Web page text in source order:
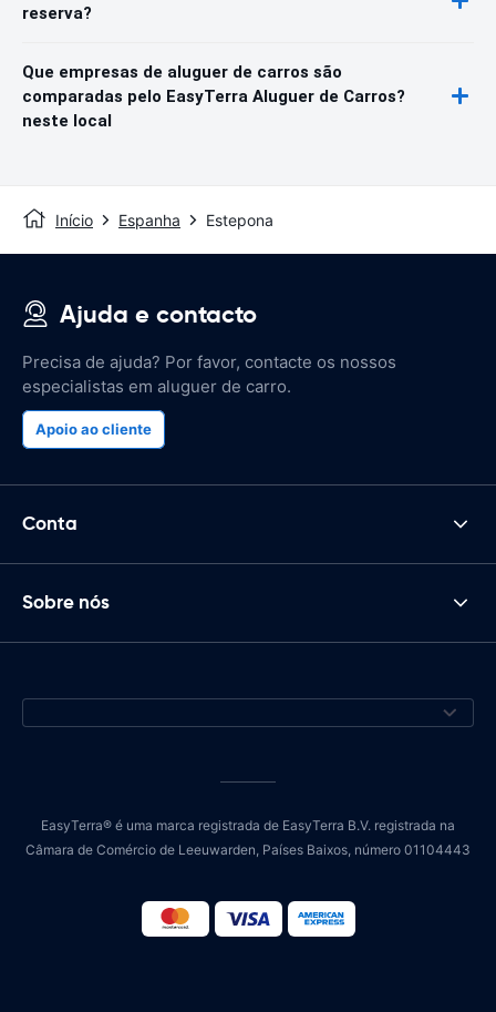
reserva?
Que empresas de aluguer de carros são
comparadas pelo EasyTerra Aluguer de Carros?
neste local
Início Espanha Estepona
Ajuda e contacto
Precisa de ajuda? Por favor, contacte os nossos
especialistas em aluguer de carro.
Apoio ao cliente
Conta
Sobre nós
EasyTerra® é uma marca registrada de EasyTerra B.V. registrada na
Câmara de Comércio de Leeuwarden, Países Baixos, número 01104443